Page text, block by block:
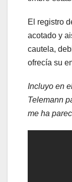
El registro
acotado y
cautela,
ofrecía su
Incluyo en
Telemann
me ha